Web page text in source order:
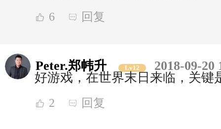
6 回复
Peter.郑帏升 Lv12
2018-09-20
好游戏，在世界末日来临，关键
2 回复